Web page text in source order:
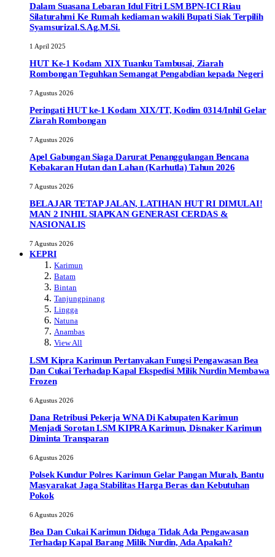
Dalam Suasana Lebaran Idul Fitri LSM BPN-ICI Riau
Silaturahmi Ke Rumah kediaman wakili Bupati Siak Terpilih
Syamsurizal.S.Ag.M.Si.
1 April 2025
HUT Ke-1 Kodam XIX Tuanku Tambusai, Ziarah
Rombongan Teguhkan Semangat Pengabdian kepada Negeri
7 Agustus 2026
Peringati HUT ke-1 Kodam XIX/TT, Kodim 0314/Inhil Gelar
Ziarah Rombongan
7 Agustus 2026
Apel Gabungan Siaga Darurat Penanggulangan Bencana
Kebakaran Hutan dan Lahan (Karhutla) Tahun 2026
7 Agustus 2026
BELAJAR TETAP JALAN, LATIHAN HUT RI DIMULAI!
MAN 2 INHIL SIAPKAN GENERASI CERDAS &
NASIONALIS
7 Agustus 2026
KEPRI
Karimun
Batam
Bintan
Tanjungpinang
Lingga
Natuna
Anambas
View All
LSM Kipra Karimun Pertanyakan Fungsi Pengawasan Bea
Dan Cukai Terhadap Kapal Ekspedisi Milik Nurdin Membawa
Frozen
6 Agustus 2026
Dana Retribusi Pekerja WNA Di Kabupaten Karimun
Menjadi Sorotan LSM KIPRA Karimun, Disnaker Karimun
Diminta Transparan
6 Agustus 2026
Polsek Kundur Polres Karimun Gelar Pangan Murah, Bantu
Masyarakat Jaga Stabilitas Harga Beras dan Kebutuhan
Pokok
6 Agustus 2026
Bea Dan Cukai Karimun Diduga Tidak Ada Pengawasan
Terhadap Kapal Barang Milik Nurdin, Ada Apakah?